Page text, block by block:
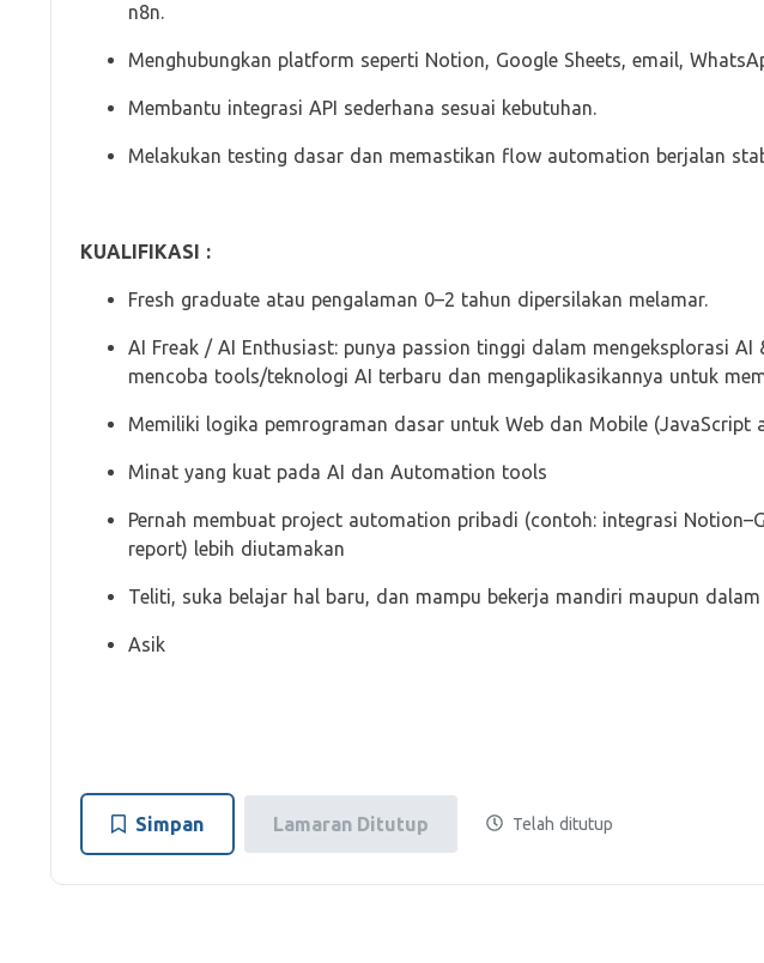
n8n.
Menghubungkan platform seperti Notion, Google Sheets, email,
Membantu integrasi API sederhana sesuai kebutuhan.
Melakukan testing dasar dan memastikan flow automation berjalan
KUALIFIKASI :
Fresh graduate atau pengalaman 0–2 tahun dipersilakan melamar.
AI Freak / AI Enthusiast: punya passion tinggi dalam mengeksplorasi AI
mencoba tools/teknologi AI terbaru dan mengaplikasikannya untuk
Memiliki logika pemrograman dasar untuk Web dan Mobile (JavaScript
Minat yang kuat pada AI dan Automation tools
Pernah membuat project automation pribadi (contoh: integrasi
report) lebih diutamakan
Teliti, suka belajar hal baru, dan mampu bekerja mandiri maupun
Asik
Simpan Lamaran Ditutup Telah ditutup